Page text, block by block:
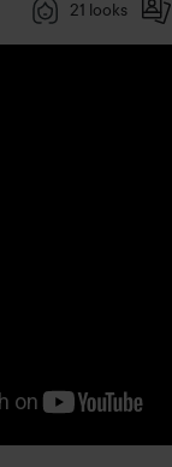
21 looks